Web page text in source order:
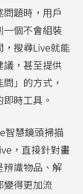
題時，用戶
個不會組裝
搜尋Live就能
，甚至提供
」的方式，
時工具。
智慧鏡頭掃描
，直接針對畫
識物品、解
變得更加流